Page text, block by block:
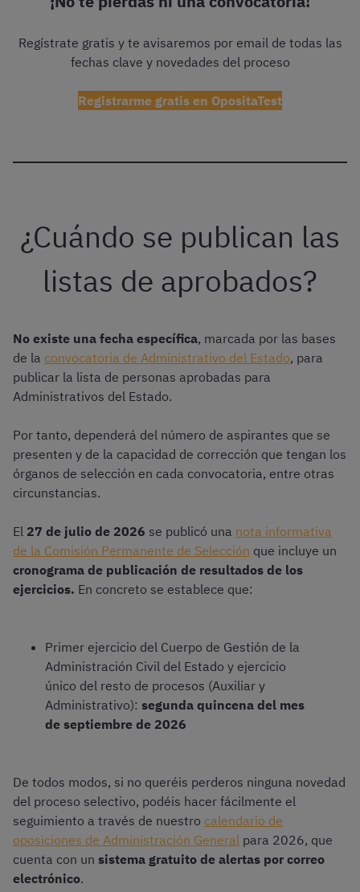
Regístrate gratis y te avisaremos por email de todas las
fechas clave y novedades del proceso
Registrarme gratis en OpositaTest
¿Cuándo se publican las
listas de aprobados?
No existe una fecha específica, marcada por las bases
de la convocatoria de Administrativo del Estado, para
publicar la lista de personas aprobadas para
Administrativos del Estado.
Por tanto, dependerá del número de aspirantes que se
presenten y de la capacidad de corrección que tengan los
órganos de selección en cada convocatoria, entre otras
circunstancias.
El 27 de julio de 2026 se publicó una nota informativa
de la Comisión Permanente de Selección que incluye un
cronograma de publicación de resultados de los
ejercicios. En concreto se establece que:
Primer ejercicio del Cuerpo de Gestión de la
Administración Civil del Estado y ejercicio
único del resto de procesos (Auxiliar y
Administrativo): segunda quincena del mes
de septiembre de 2026
De todos modos, si no queréis perderos ninguna novedad
del proceso selectivo, podéis hacer fácilmente el
seguimiento a través de nuestro calendario de
oposiciones de Administración General para 2026, que
cuenta con un sistema gratuito de alertas por correo
electrónico.